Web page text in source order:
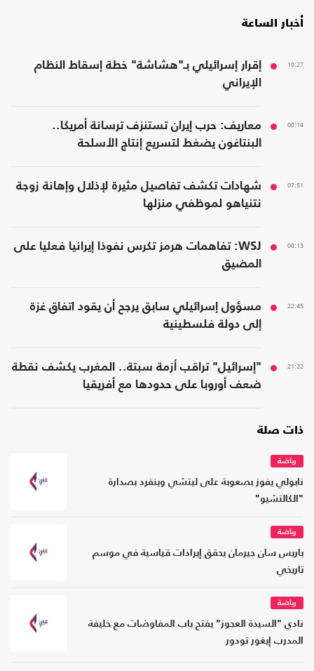
أخبار الساعة
10:27
إقرار إسرائيلي بـ"هشاشة" خطة إسقاط النظام
الإيراني
08:14
معاريف: حرب إيران تستنزف ترسانة أمريكا..
البنتاغون يضغط لتسريع إنتاج الأسلحة
07:51
شهادات تكشف تفاصيل مثيرة لإذلال وإهانة زوجة
نتنياهو لموظفي منزلها
00:13
WSJ: تفاهمات هرمز تكرس نفوذا إيرانيا فعليا على
المضيق
22:45
مسؤول إسرائيلي سابق يرجح أن يقود اتفاق غزة
إلى دولة فلسطينية
21:22
"إسرائيل" تراقب أزمة سبتة.. المغرب يكشف نقطة
ضعف أوروبا على حدودها مع أفريقيا
ذات صلة
رياضة
نابولي يفوز بصعوبة على ليتشي وينفرد بصدارة
"الكالتشيو"
رياضة
باريس سان جيرمان يحقق إيرادات قياسية في موسم
تاريخي
رياضة
نادي "السيدة العجوز" يفتح باب المفاوضات مع خليفة
المدرب إيغور تودور